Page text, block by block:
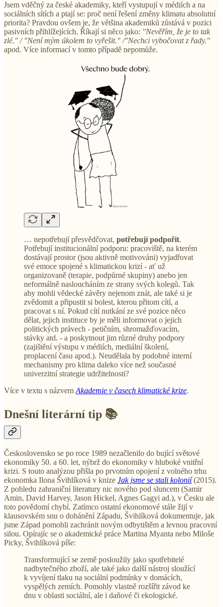
Jsem vděčný za české akademiky, kteří vystupují v médiích a na
sociálních sítích a ptají se: proč není řešení změny klimatu absolutní
priorita? Pravdou ovšem je, že většina akademiků zůstává v pozici
pasivních přihlížejících. Říkají si něco jako: "Nevěřím, že je to tak
zlé." / "Není mým úkolem to vyřešit." /"Nechci vybočovat z řady."
apod. Více informací v tomto případě nepomůže.
… nepotřebují přesvědčovat, potřebují podpořit.
Potřebují institucionální podporu: pracoviště, na kterém
dostávají prostor (jsou aktivně motivováni) vyjadřovat
své emoce spojené s klimatickou krizí - ať už
organizovaně (terapie, podpůrné skupiny) anebo jen
neformálně nasloucháním ze strany svých kolegů. Tak
aby mohli vědecké závěry nejenom znát, ale také si je
zvědomit a připustit si bolest, kterou přitom cítí, a
pracovat s ní. Pokud cítí nutkání ze své pozice něco
dělat, jejich instituce by je měli informovat o jejich
politických právech - petičním, shromažďovacím,
stávky atd. - a poskytnout jim různé druhy podpory
(zajištění výstupu v médiích, mediální školení,
proplacení času apod.). Neudělala by podobné interní
mechanismy pro klima daleko více než současné
univerzitní strategie udržitelnosti?
Více v textu s názvem Akademie v časech klimatické krize.
Dnešní literární tip 📚
Československo se po roce 1989 nezačlenilo do bující světové
ekonomiky 50. a 60. let, nýbrž do ekonomiky v hluboké vnitřní
krizi. S touto analýzou přišla po prvotním opojení z volného trhu
ekonomka Ilona Švihlíková v knize Jak jsme se stali kolonií(2015).
Z pohledu zahraniční literatury nic nového pod sluncem (Samir
Amin, David Harvey, Jason Hickel, Agnes Gagyi ad.), v Česku ale
toto povědomí chybí. Zatímco ostatní ekonomové stále žijí v
klausovském snu o dohánění Západu, Švihlíková dokumentuje, jak
jsme Západ pomohli zachránit novým odbytištěm a levnou pracovní
silou. Opírajíc se o akademické práce Martina Myanta nebo Miloše
Picky, Švihlíková píše:
Transformující se země posloužily jako spotřebitelé
nadbytečného zboží, ale také jako další nástroj sloužící
k vyvíjení tlaku na sociální podmínky v domácích,
vyspělých zemích. Pomohly vlastně rozšířit závod ke
dnu v oblasti sociální, ale i daňové či ekologické.